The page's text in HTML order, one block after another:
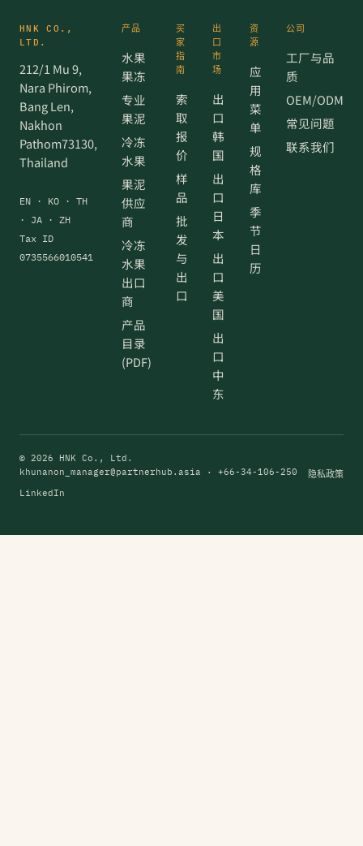
HNK CO.,
LTD.
212/1 Mu 9,
Nara Phirom,
Bang Len,
Nakhon
Pathom73130,
Thailand
EN · KO · TH
· JA · ZH
Tax ID
0735566010541
产品
水果
果冻
专业
果泥
冷冻
水果
果泥
供应
商
冷冻
水果
出口
商
产品
目录
(PDF)
买
家
指
南
索
取
报
价
样
品
批
发
与
出
口
出
口
市
场
出
口
韩
国
出
口
日
本
出
口
美
国
出
口
中
东
资
源
应
用
菜
单
规
格
库
季
节
日
历
公司
工厂与品
质
OEM/ODM
常见问题
联系我们
© 2026 HNK Co., Ltd.
khunanon_manager@partnerhub.asia · +66-34-106-250
隐私政策
LinkedIn